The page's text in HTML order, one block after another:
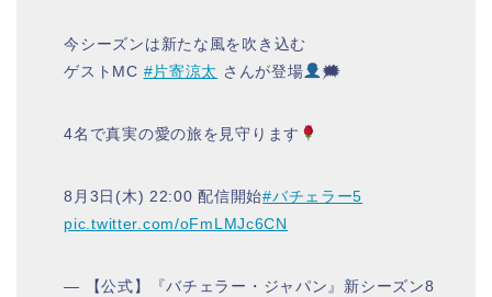
今シーズンは新たな風を吹き込む
ゲストMC #片寄涼太 さんが登場 🗯
4名で真実の愛の旅を見守ります
8月3日(木) 22:00 配信開始#バチェラー5
pic.twitter.com/oFmLMJc6CN
— 【公式】『バチェラー・ジャパン』新シーズン8